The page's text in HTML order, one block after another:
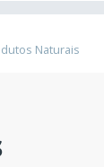
Naturais